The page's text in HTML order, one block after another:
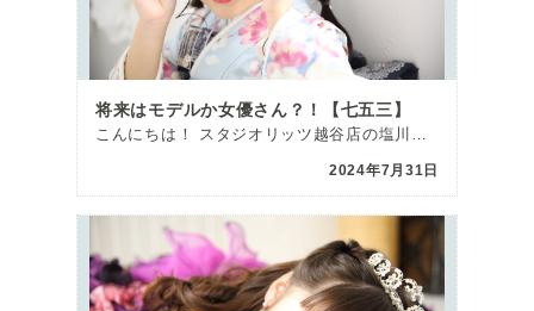
将来はモデルか女優さん？！【七五三】
こんにちは！ スタジオリッツ越谷店の塩川です(#^^#) 7月最終日です！！ 本当にあ […]
2024年7月31日